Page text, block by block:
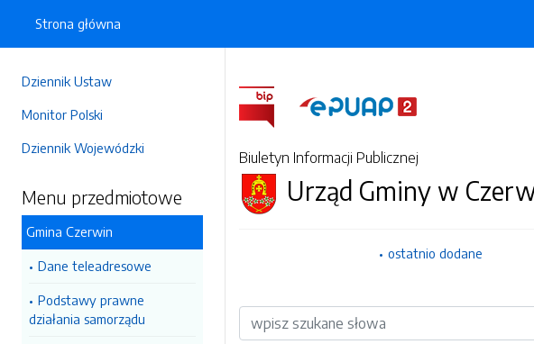
Dziennik Ustaw
Monitor Polski
Dziennik Wojewódzki
Menu przedmiotowe
Gmina Czerwin
Dane teleadresowe
Podstawy prawne
działania samorządu
Strona główna
Biuletyn Informacji Publicznej
Urząd Gminy w
ostatnio dodane
Wyszukiwarka